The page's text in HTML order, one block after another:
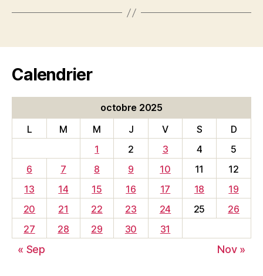
Calendrier
octobre 2025
L
M M J V S
D
1
2 3 4
5
6
7 8 9 10 11
12
13
14 15 16 17 18
19
20
21 22 23 24 25
26
27
28 29 30 31
« Sep Nov »